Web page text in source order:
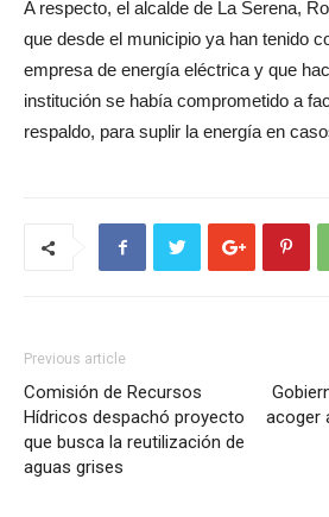
A respecto, el alcalde de La Serena,
que desde el municipio ya han tenido
empresa de energía eléctrica y que
institución se había comprometido a
respaldo, para suplir la energía en
Previous article
Comisión de Recursos
Hídricos despachó proyecto
que busca la reutilización de
aguas grises
acoger